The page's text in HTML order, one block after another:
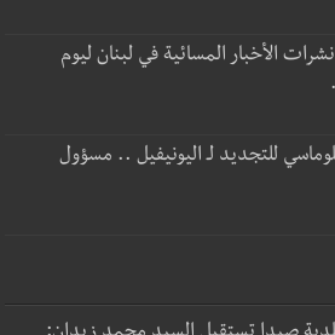
الأخبار المسائية في لبنان ليوم
للتجديد لـ اليونيفيل .. مسؤول